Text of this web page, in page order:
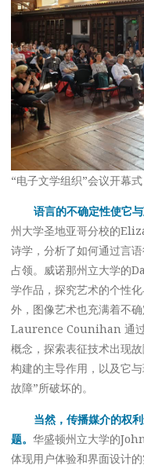
“电子文学组织”会议开幕式
语言的不确定性使它
州大学圣地亚哥分校的
诗学，分析了如何通过言
占领。威诺那州立大学的
学作品，探究艺术的个性
外，图像艺术也充满着不
Laurence Counihan 通过
概念，探索表征技术出现
构建的主导作用，以及它
故障”所破坏的。
当然，传播媒介的权
题。华盛顿州立大学的
体现用户体验和界面设计